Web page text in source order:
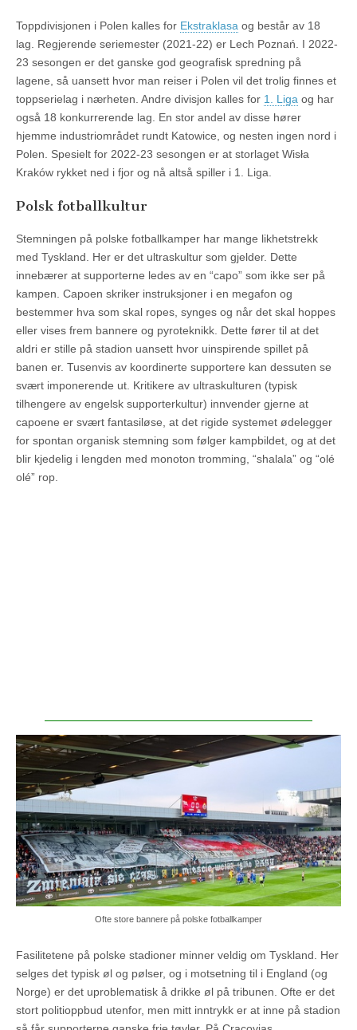
Toppdivisjonen i Polen kalles for Ekstraklasa og består av 18
lag. Regjerende seriemester (2021-22) er Lech Poznań. I 2022-
23 sesongen er det ganske god geografisk spredning på
lagene, så uansett hvor man reiser i Polen vil det trolig finnes et
toppserielag i nærheten. Andre divisjon kalles for 1. Liga og har
også 18 konkurrerende lag. En stor andel av disse hører
hjemme industriområdet rundt Katowice, og nesten ingen nord i
Polen. Spesielt for 2022-23 sesongen er at storlaget Wisła
Kraków rykket ned i fjor og nå altså spiller i 1. Liga.
Polsk fotballkultur
Stemningen på polske fotballkamper har mange likhetstrekk
med Tyskland. Her er det ultraskultur som gjelder. Dette
innebærer at supporterne ledes av en “capo” som ikke ser på
kampen. Capoen skriker instruksjoner i en megafon og
bestemmer hva som skal ropes, synges og når det skal hoppes
eller vises frem bannere og pyroteknikk. Dette fører til at det
aldri er stille på stadion uansett hvor uinspirende spillet på
banen er. Tusenvis av koordinerte supportere kan dessuten se
svært imponerende ut. Kritikere av ultraskulturen (typisk
tilhengere av engelsk supporterkultur) innvender gjerne at
capoene er svært fantasiløse, at det rigide systemet ødelegger
for spontan organisk stemning som følger kampbildet, og at det
blir kjedelig i lengden med monoton tromming, “shalala” og “olé
olé” rop.
Ofte store bannere på polske fotballkamper
Fasilitetene på polske stadioner minner veldig om Tyskland. Her
selges det typisk øl og pølser, og i motsetning til i England (og
Norge) er det uproblematisk å drikke øl på tribunen. Ofte er det
stort politioppbud utenfor, men mitt inntrykk er at inne på stadion